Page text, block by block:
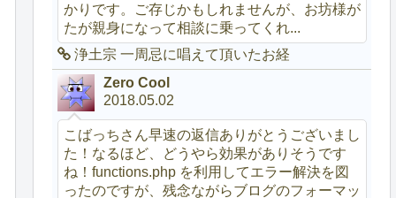
かりです。ご存じかもしれませんが、お坊様が
たが親身になって相談に乗ってくれ...
浄土宗 一周忌に唱えて頂いたお経
Zero Cool
2018.05.02
こばっちさん早速の返信ありがとうございまし
た！なるほど、どうやら効果がありそうです
ね！functions.php を利用してエラー解決を図
ったのですが、残念ながらブログのフォーマッ